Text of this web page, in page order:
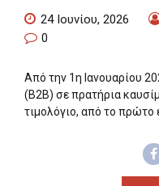
24 Ιουνίου, 2026
0
Aπό την 1η Ιανουαρίου
(B2B) σε πρατήρια
τιμολόγιο, από το πρώτο